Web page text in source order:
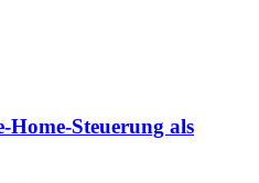
Home-Steuerung als